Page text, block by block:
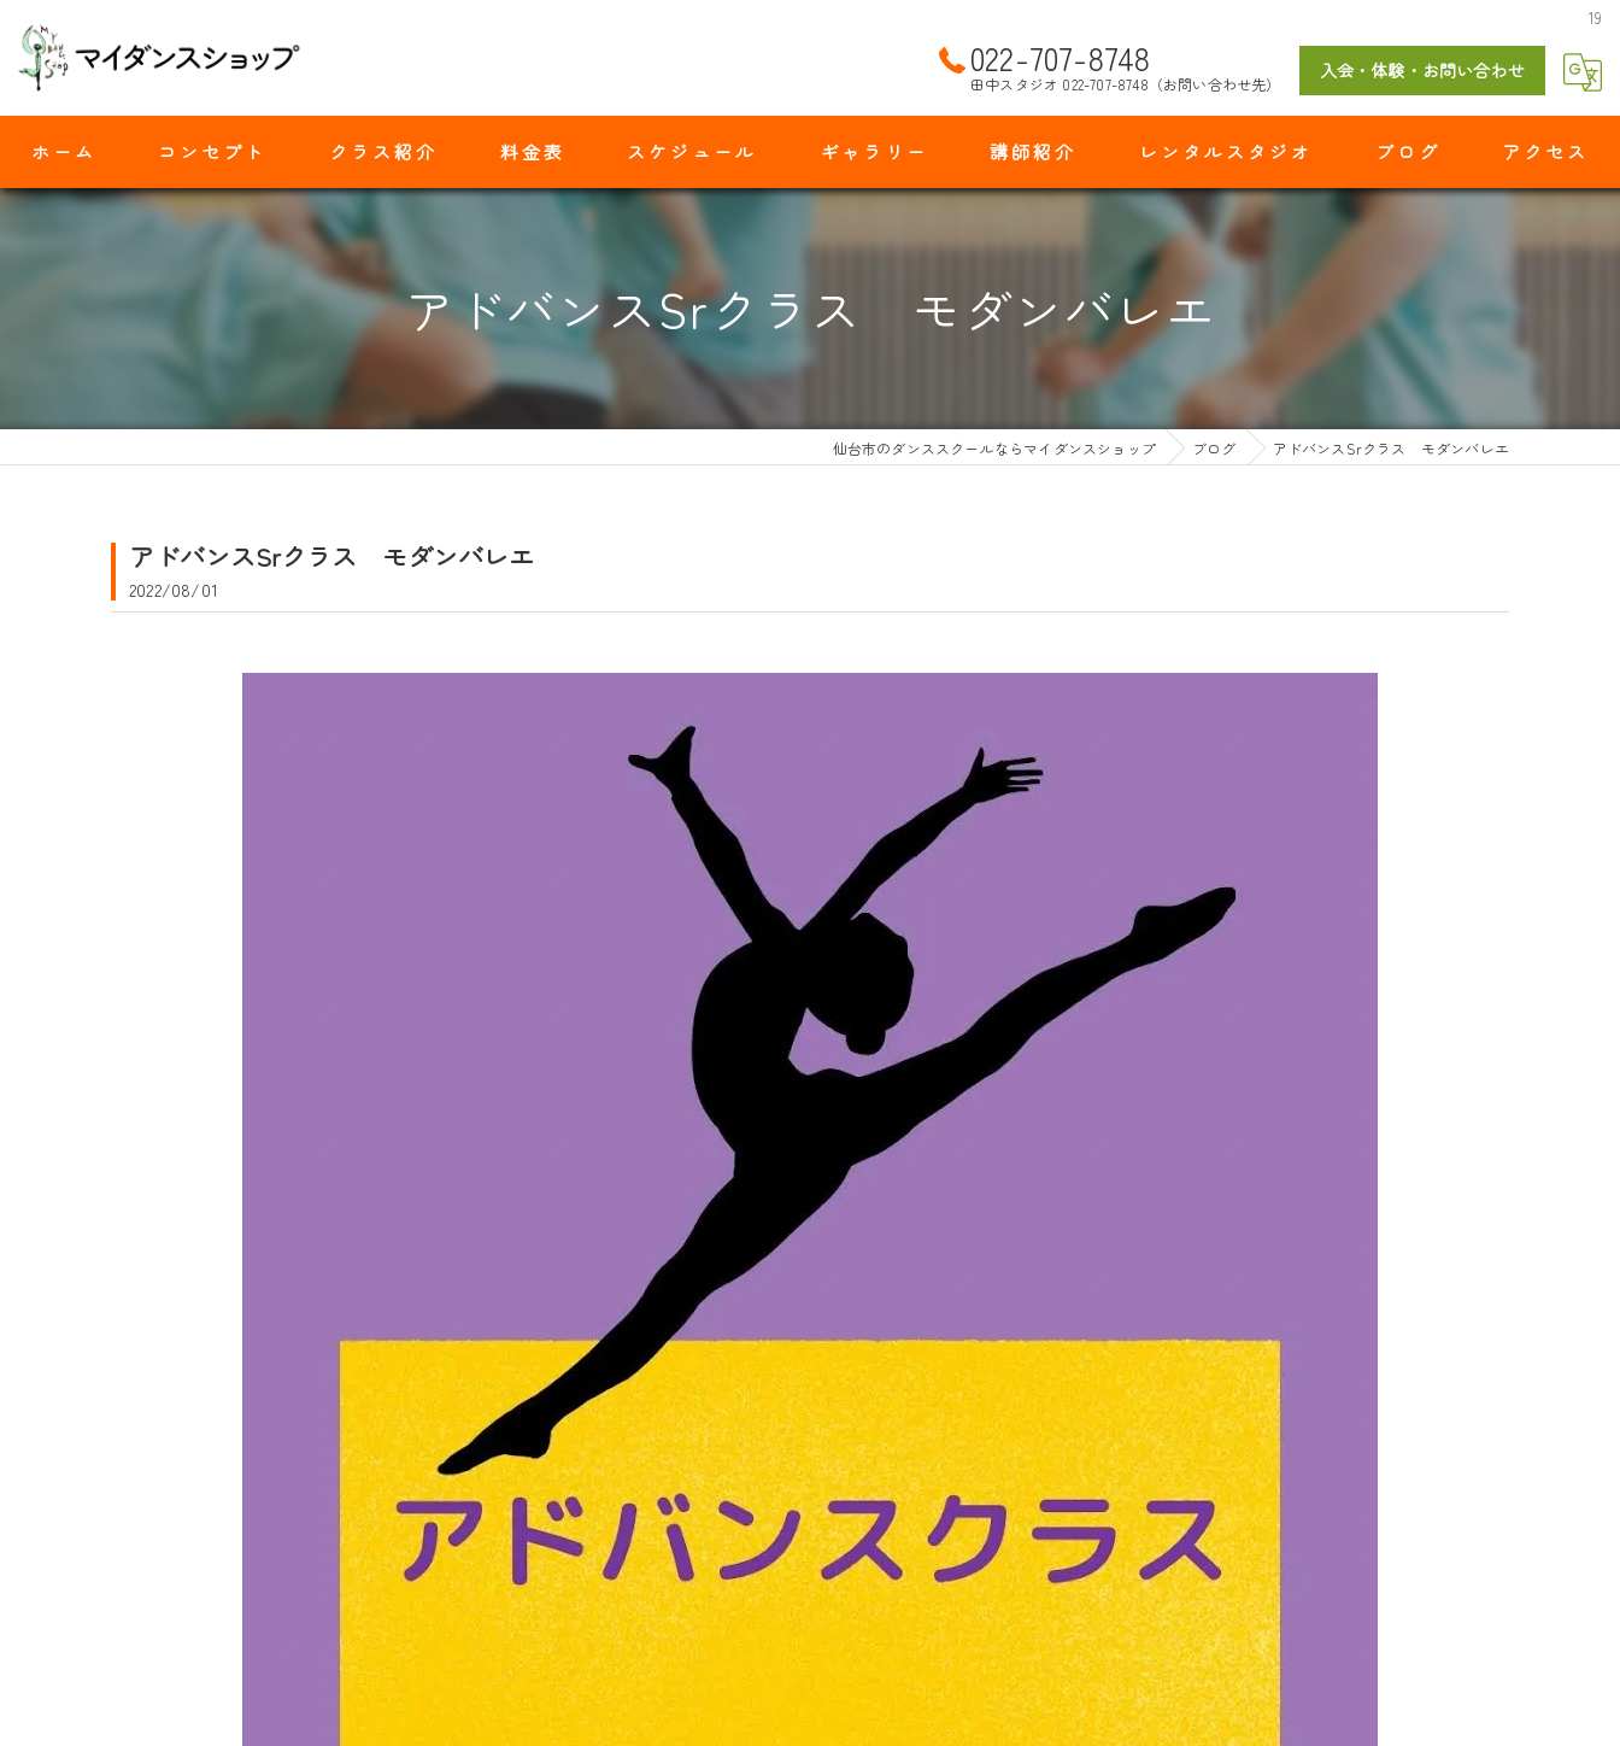
19
022-707-8748
田中スタジオ 022-707-8748（お問い合わせ先）
入会・体験・お問い合わせ
ホーム コンセプト クラス紹介
モダンバレエ
ヒップホップ
ジャズダンス
ストレッチ
料金表 スケジュール ギャラリー 講師紹介 レンタルスタジオ ブログ アクセス
マイダンスショップ 出花スタジオ
アドバンスSrクラス モダンバレエ
仙台市のダンススクールならマイダンスショップ ブログ アドバンスSrクラス モダンバレエ
アドバンスSrクラス モダンバレエ
2022/08/01